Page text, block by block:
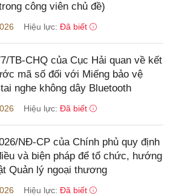
công viên chủ đề)
Hiệu lực: Đã biết
TB-CHQ của Cục Hải quan về kết
mã số đối với Miếng bảo vệ
nghe không dây Bluetooth
Hiệu lực: Đã biết
NĐ-CP của Chính phủ quy định
và biện pháp để tổ chức, hướng
Quản lý ngoại thương
Hiệu lực: Đã biết